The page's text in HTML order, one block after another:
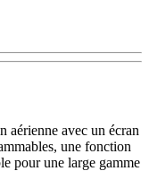
aérienne avec un écran
une fonction
pour une large gamme